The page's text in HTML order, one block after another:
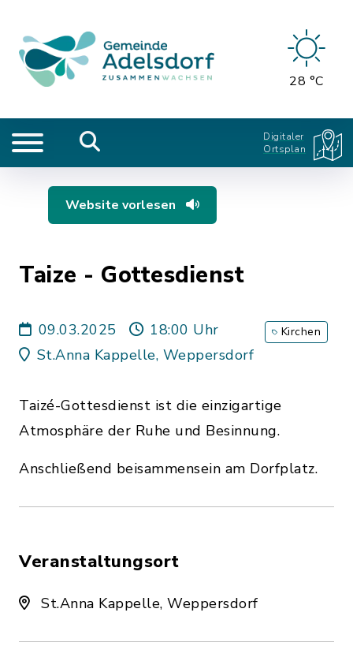
28 °C
Digitaler
Ortsplan
Website vorlesen
Taize - Gottesdienst
09.03.2025
18:00 Uhr
St.Anna Kappelle, Weppersdorf
Kirchen
Taizé-Gottesdienst ist die einzigartige
Atmosphäre der Ruhe und Besinnung.
Anschließend beisammensein am Dorfplatz.
Veranstaltungsort
St.Anna Kappelle, Weppersdorf